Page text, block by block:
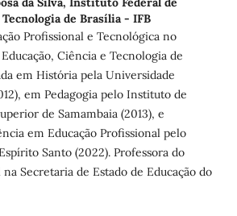
de Brasília - IFB
Profissional e Tecnológica no
Ciência e Tecnologia de
em História pela Universidade
em Pedagogia pelo Instituto de
de Samambaia (2013), e
em Educação Profissional pelo
Santo (2022). Professora do
Secretaria de Estado de Educação do